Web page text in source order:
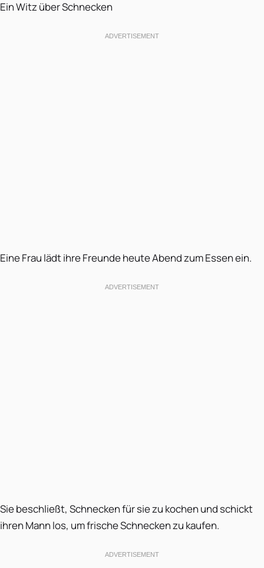
Ein Witz über Schnecken
Eine Frau lädt ihre Freunde heute Abend zum Essen ein.
Sie beschließt, Schnecken für sie zu kochen und schickt
ihren Mann los, um frische Schnecken zu kaufen.